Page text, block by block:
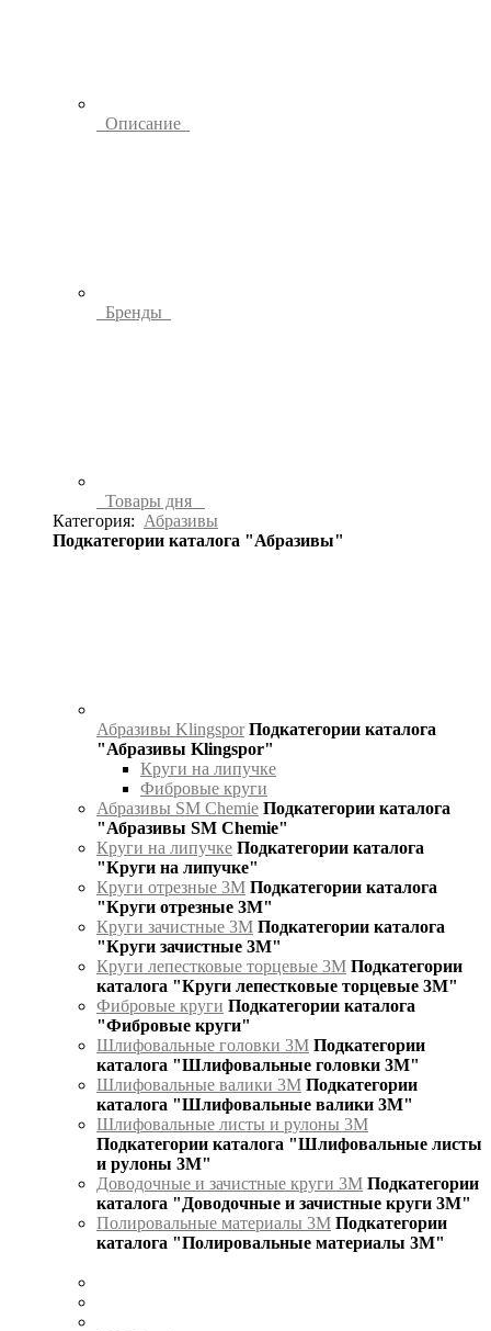
Описание
Бренды
Товары дня
Категория: Абразивы
Подкатегории каталога "Абразивы"
Абразивы Klingspor Подкатегории каталога
"Абразивы Klingspor"
Круги на липучке
Фибровые круги
Абразивы SM Chemie Подкатегории каталога
"Абразивы SM Chemie"
Круги на липучке Подкатегории каталога
"Круги на липучке"
Круги отрезные 3М Подкатегории каталога
"Круги отрезные 3М"
Круги зачистные 3М Подкатегории каталога
"Круги зачистные 3М"
Круги лепестковые торцевые 3М Подкатегории
каталога "Круги лепестковые торцевые 3М"
Фибровые круги Подкатегории каталога
"Фибровые круги"
Шлифовальные головки 3М Подкатегории
каталога "Шлифовальные головки 3М"
Шлифовальные валики 3М Подкатегории
каталога "Шлифовальные валики 3М"
Шлифовальные листы и рулоны 3М
Подкатегории каталога "Шлифовальные листы
и рулоны 3М"
Доводочные и зачистные круги 3М Подкатегории
каталога "Доводочные и зачистные круги 3М"
Полировальные материалы 3М Подкатегории
каталога "Полировальные материалы 3М"